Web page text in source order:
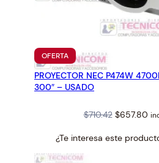
OFERTAPRODUCTO
EN
OFERTA
PROYECTOR NEC P474W
300″ – USADO
$710.42 Original
was:
$657.80
is:
¿Te interesa este